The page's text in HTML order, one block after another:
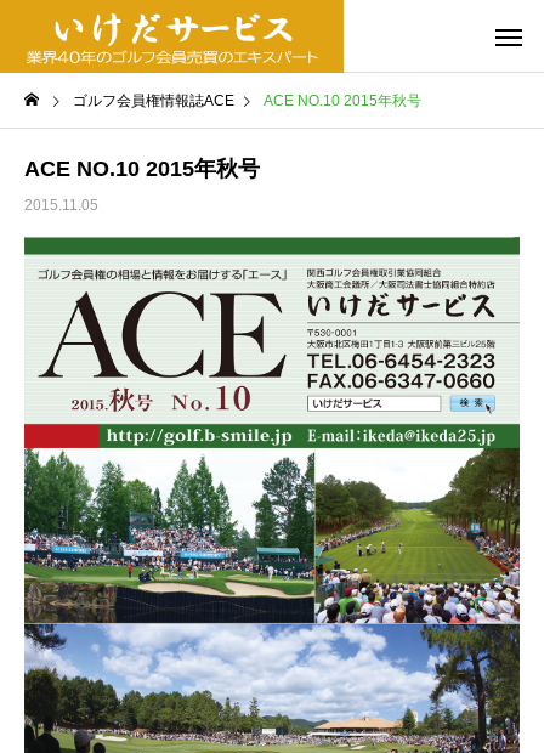
ゴルフ会員権情報誌ACE ACE NO.10 2015年秋号
ACE NO.10 2015年秋号
2015.11.05